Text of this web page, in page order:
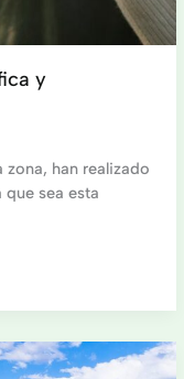
y
han realizado
sea esta